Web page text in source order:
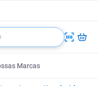
Marcas